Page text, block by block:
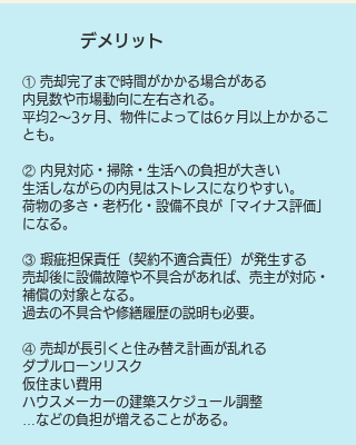
デメリット
① 売却完了まで時間がかかる場合がある
内見数や市場動向に左右される。
平均2〜3ヶ月、物件によっては6ヶ月以上かかるこ
とも。
② 内見対応・掃除・生活への負担が大きい
生活しながらの内見はストレスになりやすい。
荷物の多さ・老朽化・設備不良が「マイナス評価」
になる。
③ 瑕疵担保責任（契約不適合責任）が発生する
売却後に設備故障や不具合があれば、売主が対応・
補償の対象となる。
過去の不具合や修繕履歴の説明も必要。
④ 売却が長引くと住み替え計画が乱れる
ダブルローンリスク
仮住まい費用
ハウスメーカーの建築スケジュール調整
…などの負担が増えることがある。